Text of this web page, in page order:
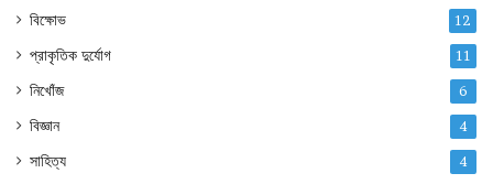
বিক্ষোভ 12
প্রাকৃতিক দুর্যোগ 11
নিখোঁজ 6
বিজ্ঞান 4
সাহিত্য 4